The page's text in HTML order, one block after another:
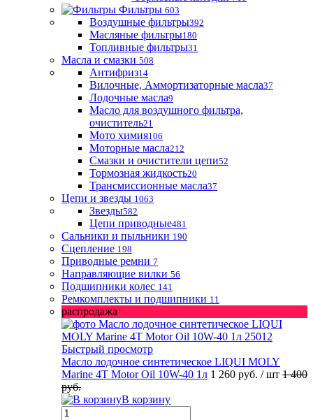
Фильтры 603
Воздушные фильтры392
Масляные фильтры180
Топливные фильтры31
Масла и смазки 508
Антифриз14
Вилочные, Аммортизаторные масла37
Лодочные масла9
Масло для воздушного фильтра,
очиститель21
Мото химия106
Моторные масла212
Смазки и очистители цепи52
Тормозная жидкость20
Трансмиссионные масла37
Цепи и звезды 1063
Звезды582
Цепи приводные481
Сальники и пыльники 190
Сцепление 198
Приводные ремни 7
Направляющие вилки 56
Подшипники колес 141
Ремкомплекты и подшипники 11
распродажа
Быстрый просмотр
Масло лодочное синтетическое LIQUI MOLY
Marine 4T Motor Oil 10W-40 1л 1 260 руб. / шт 1 400
руб.
В корзину